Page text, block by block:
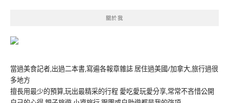
關於我
當過美食記者,出過二本書,寫遍各報章雜誌 居住過美國/加拿大,旅行過很
多地方
擅長用最少的預算,玩出最精采的行程 愛吃愛玩愛分享,常常不吝惜公開